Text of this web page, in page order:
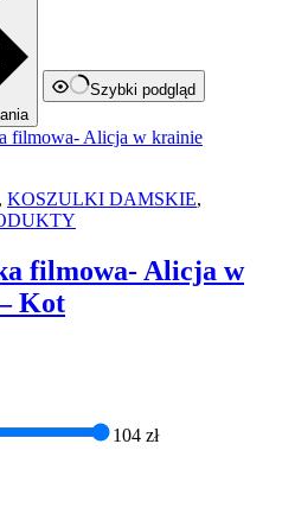
Szybki podgląd
, KOSZULKI DAMSKIE,
filmowa- Alicja w
Kot
104 zł